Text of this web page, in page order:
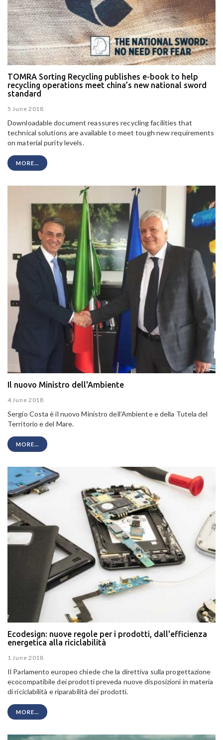
TOMRA Sorting Recycling publishes e-book to help
recycling operations meet china’s new national sword
standard
5 June 2018
Downloadable document reassures recycling facilities that
technical solutions are available to meet tough new requirements
on material purity levels.
MORE...
Il nuovo Ministro dell'Ambiente
4 June 2018
Sergio Costa è il nuovo Ministro dell’Ambiente e della Tutela del
Territorio e del Mare.
MORE...
Ecodesign: nuove regole per i prodotti, dall'efficienza
energetica alla riciclabilità
1 June 2018
Il Parlamento europeo chiede che la direttiva sulla progettazione
ecocompatibile dei prodotti preveda nuove disposizioni in materia
di riciclabilità e riparabilità dei prodotti.
MORE...